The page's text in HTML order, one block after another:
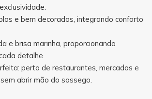
e bem decorados, integrando conforto
e brisa marinha, proporcionando
detalhe.
perto de restaurantes, mercados e
abrir mão do sossego.